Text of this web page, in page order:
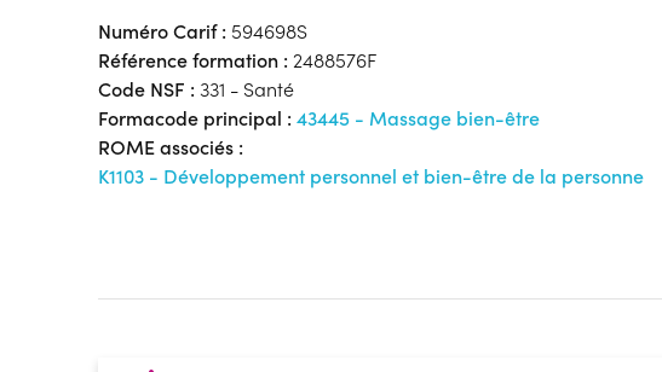
Numéro Carif : 594698S
Référence formation : 2488576F
Code NSF : 331 - Santé
Formacode principal : 43445 - Massage bien-être
ROME associés :
K1103 - Développement personnel et bien-être de la personne